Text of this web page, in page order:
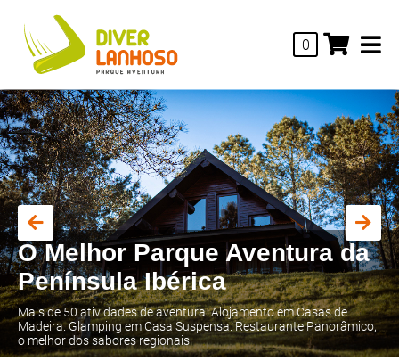
0
Dormir fora de casa
O local ideal para passar umas férias, fim-de-semana ou uns dias
de tranquilidade, numa envolvência natural, calma e de aventura.
Renove-se ao ritmo da envolvência da Natureza!